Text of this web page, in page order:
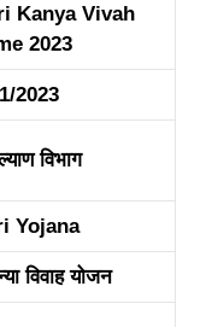
Kanya Vivah
2023
2023
विभाग
Yojana
विवाह योजन